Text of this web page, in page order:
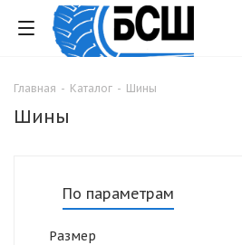
Главная - Каталог - Шины
Шины
По параметрам
Размер